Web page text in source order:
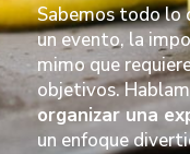
Sabemos todo lo
un evento, la
mimo que
objetivos.
organizar una
un enfoque